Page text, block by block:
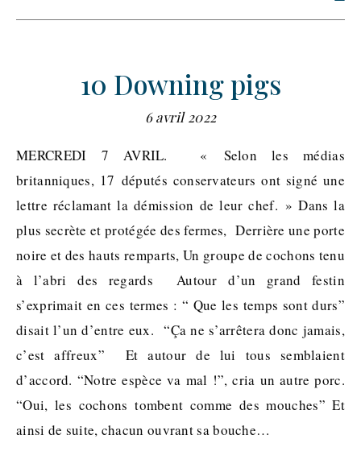
10 Downing pigs
6 avril 2022
MERCREDI 7 AVRIL. « Selon les médias
britanniques, 17 députés conservateurs ont signé une
lettre réclamant la démission de leur chef. » Dans la
plus secrète et protégée des fermes, Derrière une porte
noire et des hauts remparts, Un groupe de cochons tenu
à l’abri des regards Autour d’un grand festin
s’exprimait en ces termes : “ Que les temps sont durs”
disait l’un d’entre eux. “Ça ne s’arrêtera donc jamais,
c’est affreux” Et autour de lui tous semblaient
d’accord. “Notre espèce va mal !”, cria un autre porc.
“Oui, les cochons tombent comme des mouches” Et
ainsi de suite, chacun ouvrant sa bouche…